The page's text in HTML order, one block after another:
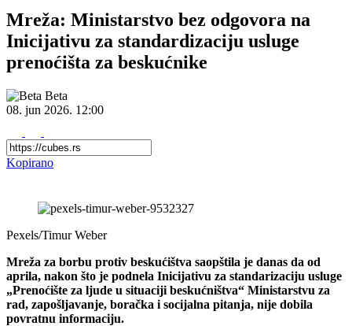
Mreža: Ministarstvo bez odgovora na
Inicijativu za standardizaciju usluge
prenoćišta za beskućnike
Beta
08. jun 2026. 12:00
Kopirano
Pexels/Timur Weber
Mreža za borbu protiv beskućištva saopštila je danas da od
aprila, nakon što je podnela Inicijativu za standarizaciju usluge
„Prenoćište za ljude u situaciji beskućništva“ Ministarstvu za
rad, zapošljavanje, boračka i socijalna pitanja, nije dobila
povratnu informaciju.